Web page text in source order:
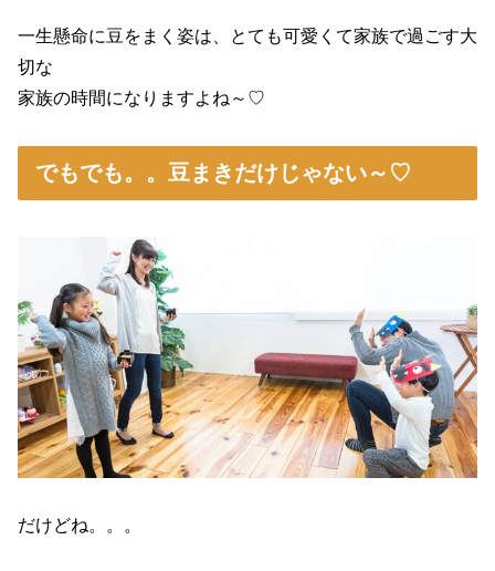
一生懸命に豆をまく姿は、とても可愛くて家族で過ごす大
切な
家族の時間になりますよね～♡
でもでも。。豆まきだけじゃない～♡
だけどね。。。